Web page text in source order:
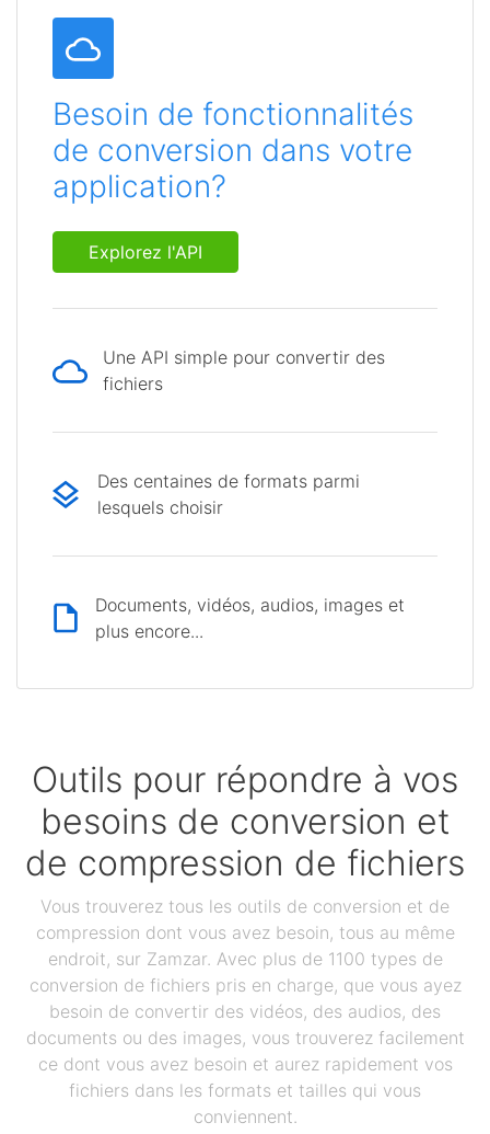
Besoin de fonctionnalités
de conversion dans votre
application?
Explorez l'API
Une API simple pour convertir des
fichiers
Des centaines de formats parmi
lesquels choisir
Documents, vidéos, audios, images et
plus encore...
Outils pour répondre à vos
besoins de conversion et
de compression de fichiers
Vous trouverez tous les outils de conversion et de
compression dont vous avez besoin, tous au même
endroit, sur Zamzar. Avec plus de 1100 types de
conversion de fichiers pris en charge, que vous ayez
besoin de convertir des vidéos, des audios, des
documents ou des images, vous trouverez facilement
ce dont vous avez besoin et aurez rapidement vos
fichiers dans les formats et tailles qui vous
conviennent.